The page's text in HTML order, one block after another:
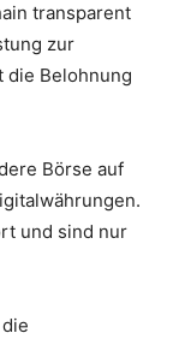
transparent
zur
die Belohnung
Börse auf
und sind nur